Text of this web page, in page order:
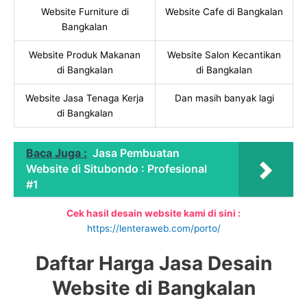
Website Furniture di
Bangkalan
Website Cafe di Bangkalan
Website Produk Makanan
di Bangkalan
Website Salon Kecantikan
di Bangkalan
Website Jasa Tenaga Kerja
di Bangkalan
Dan masih banyak lagi
Baca Juga : Jasa Pembuatan
Website di Situbondo : Profesional
#1
Cek hasil desain website kami di sini :
https://lenteraweb.com/porto/
Daftar Harga Jasa Desain
Website di Bangkalan